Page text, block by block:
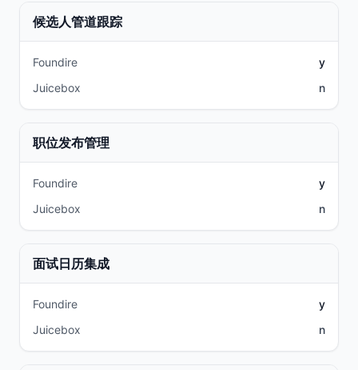
候选人管道跟踪
Foundire
y
Juicebox
n
职位发布管理
Foundire
y
Juicebox
n
面试日历集成
Foundire
y
Juicebox
n